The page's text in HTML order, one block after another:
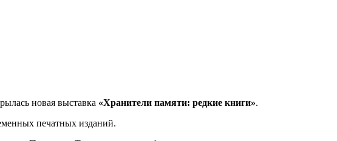
новая выставка «Хранители памяти: редкие книги».
печатных изданий.